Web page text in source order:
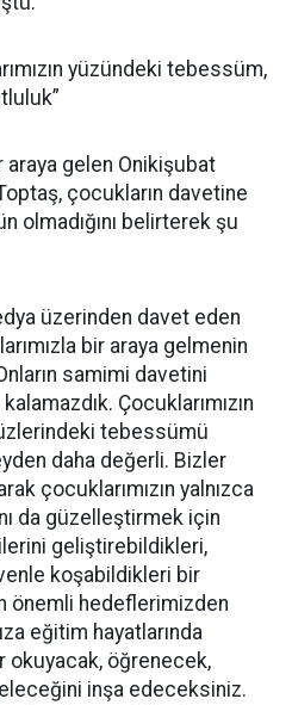
yüzündeki tebessüm,
gelen Onikişubat
çocukların davetine
olmadığını belirterek şu
üzerinden davet eden
bir araya gelmenin
samimi davetini
Çocuklarımızın
tebessümü
daha değerli. Bizler
çocuklarımızın yalnızca
da güzelleştirmek için
geliştirebildikleri,
koşabildikleri bir
önemli hedeflerimizden
eğitim hayatlarında
okuyacak, öğrenecek,
inşa edeceksiniz.